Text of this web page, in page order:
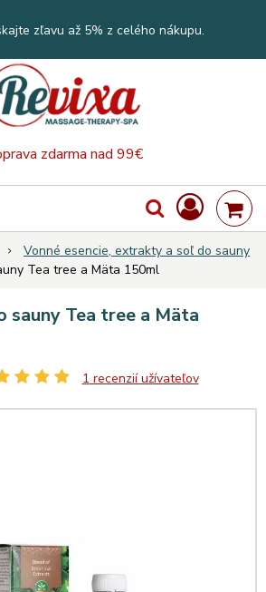
zdarma nad 99€
zľavu až 5% z celého nákupu.
Vonné esencie, extrakty a soľ do sauny
Tea tree a Mäta 150ml
sauny Tea tree a Mäta
1 recenzií užívateľov